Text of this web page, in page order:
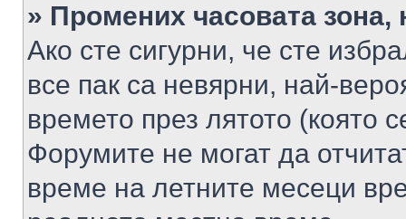
» Промених часовата
Ако сте сигурни, че сте
все пак са невярни, най-
времето през лятото (която
Форумите не могат да
време на летните месеци